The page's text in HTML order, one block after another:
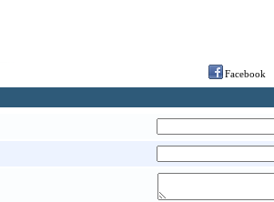
Facebook